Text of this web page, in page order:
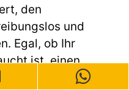
den
und
Egal, ob Ihr
ist, einen
oder andere